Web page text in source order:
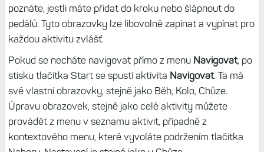
poznáte, jestli máte přidat do kroku nebo šlápnout do
pedálů. Tyto obrazovky lze libovolně zapínat a vypínat pro
každou aktivitu zvlášť.
Pokud se necháte navigovat přímo z menu Navigovat, po
stisku tlačítka Start se spustí aktivita Navigovat. Ta má
své vlastní obrazovky, stejně jako Běh, Kolo, Chůze.
Úpravu obrazovek, stejně jako celé aktivity můžete
provádět z menu v seznamu aktivit, případně z
kontextového menu, které vyvoláte podržením tlačítka